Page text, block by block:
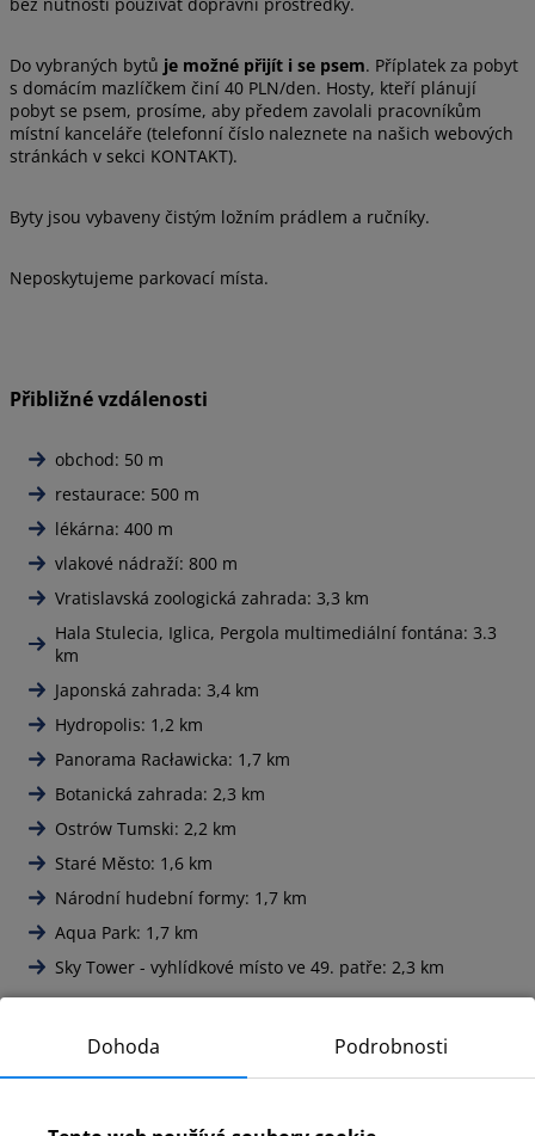
Do vybraných bytů je možné přijít i se psem. Příplatek za pobyt
s domácím mazlíčkem činí 40 PLN/den. Hosty, kteří plánují
pobyt se psem, prosíme, aby předem zavolali pracovníkům
místní kanceláře (telefonní číslo naleznete na našich webových
stránkách v sekci KONTAKT).
Byty jsou vybaveny čistým ložním prádlem a ručníky.
Neposkytujeme parkovací místa.
Přibližné vzdálenosti
obchod: 50 m
restaurace: 500 m
lékárna: 400 m
vlakové nádraží: 800 m
Vratislavská zoologická zahrada: 3,3 km
Hala Stulecia, Iglica, Pergola multimediální fontána: 3.3
km
Japonská zahrada: 3,4 km
Hydropolis: 1,2 km
Panorama Racławicka: 1,7 km
Botanická zahrada: 2,3 km
Ostrów Tumski: 2,2 km
Staré Město: 1,6 km
Národní hudební formy: 1,7 km
Aqua Park: 1,7 km
Sky Tower - vyhlídkové místo ve 49. patře: 2,3 km
Všechny názory: 7
Dohoda Podrobnosti